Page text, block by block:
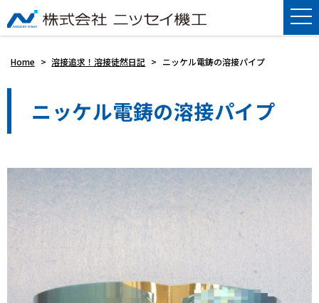
Home > 溶接追求！溶接徒然日記 > ニッケル電鋳の溶接パイプ
ニッケル電鋳の溶接パイプ